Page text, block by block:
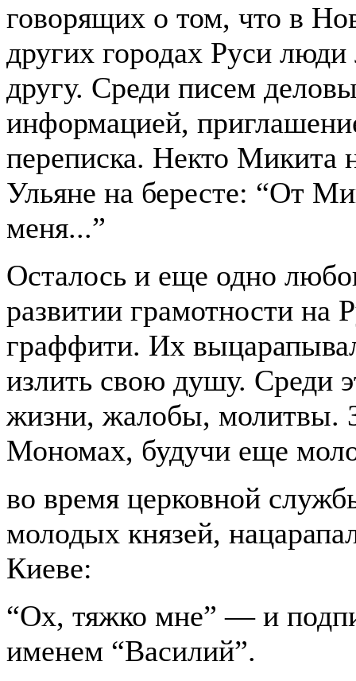
говорящих о том, что в
других городах Руси
другу. Среди писем
информацией,
переписка. Некто Микита
Ульяне на бересте: “От
меня...”
Осталось и еще одно
развитии грамотности на
граффити. Их
излить свою душу. Среди
жизни, жалобы, молитвы.
Мономах, будучи еще
во время церковной
молодых князей,
Киеве:
“Ох, тяжко мне” —и
именем “Василий”.